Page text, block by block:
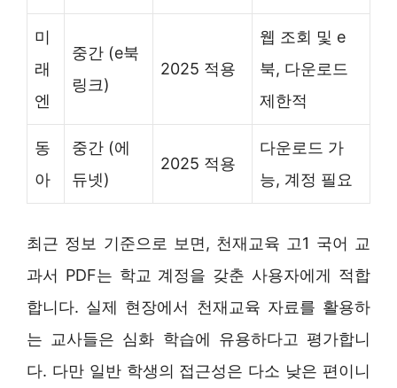
미
래
엔
중간 (e북
링크)
2025 적용
웹 조회 및 e
북, 다운로드
제한적
동
아
중간 (에
듀넷)
2025 적용
다운로드 가
능, 계정 필요
최근 정보 기준으로 보면, 천재교육 고1 국어 교
과서 PDF는 학교 계정을 갖춘 사용자에게 적합
합니다. 실제 현장에서 천재교육 자료를 활용하
는 교사들은 심화 학습에 유용하다고 평가합니
다. 다만 일반 학생의 접근성은 다소 낮은 편이니